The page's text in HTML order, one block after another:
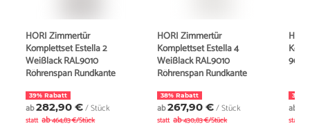
HORI Zimmertür
Komplettset Estella 2
Weißlack RAL9010
Röhrenspan Rundkante
39% Rabatt
ab282,90 €/ Stück
statt ab464,83 €/Stück
HORI Zimmertür
Komplettset Estella 4
Weißlack RAL9010
Röhrenspan Rundkante
38% Rabatt
ab267,90 €/ Stück
statt ab430,83 €/Stück
35%
ab
statt